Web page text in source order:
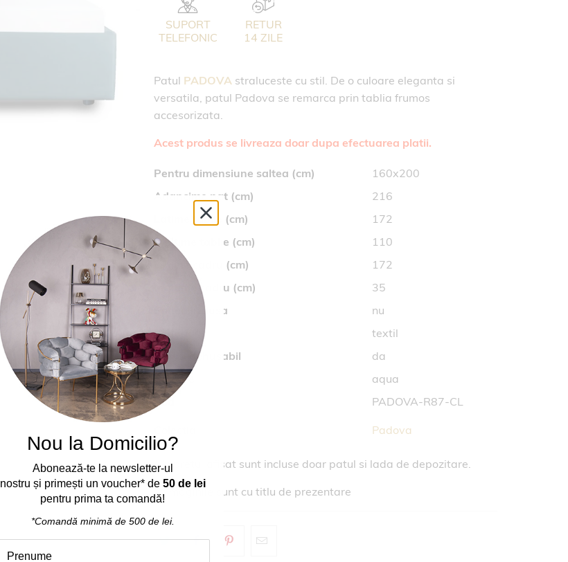
SUPORT
TELEFONIC
RETUR
14 ZILE
Patul PADOVA straluceste cu stil. De o culoare eleganta si
versatila, patul Padova se remarca prin tablia frumos
accesorizata.
Acest produs se livreaza doar dupa efectuarea platii.
Pentru dimensiune saltea (cm)
160x200
Adancime pat (cm)
216
Latime tablie (cm)
172
Inaltime tablie (cm)
110
Latime cadru (cm)
172
Inaltime cadru (cm)
35
Saltea inclusa
nu
Material
textil
Cadru dehusabil
da
Culoare
aqua
Cod
PADOVA-R87-CL
Padova
* In pretul afisat sunt incluse doar patul si lada de depozitare.
** Imaginile sunt cu titlu de prezentare
Nou la Domicilio?
Abonează-te la newsletter-ul
nostru și primești un voucher* de 50 de lei
pentru prima ta comandă!
*Comandă minimă de 500 de lei.